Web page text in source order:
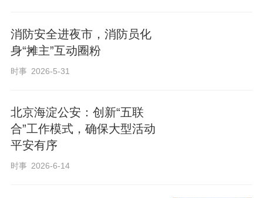
消防安全进夜市，消防员化
身“摊主”互动圈粉
时事 2026-5-31
北京海淀公安：创新“五联
合”工作模式，确保大型活动
平安有序
时事 2026-6-14